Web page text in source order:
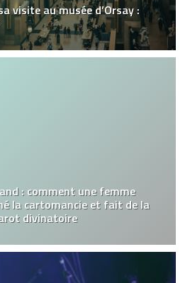
visite au musée d’Orsay :
: comment une femme
la cartomancie et fait de la
divinatoire